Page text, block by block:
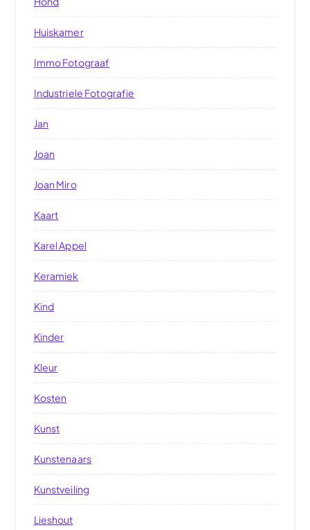
Huiskamer
Immo Fotograaf
Industriele Fotografie
Jan
Joan
Joan Miro
Kaart
Karel Appel
Keramiek
Kind
Kinder
Kleur
Kosten
Kunst
Kunstenaars
Kunstveiling
Lieshout